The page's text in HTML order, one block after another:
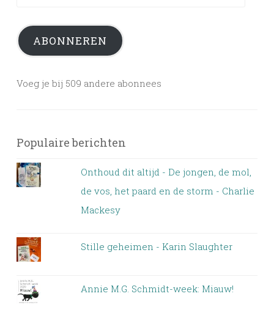
ABONNEREN
Voeg je bij 509 andere abonnees
Populaire berichten
Onthoud dit altijd - De jongen, de mol,
de vos, het paard en de storm - Charlie
Mackesy
Stille geheimen - Karin Slaughter
Annie M.G. Schmidt-week: Miauw!